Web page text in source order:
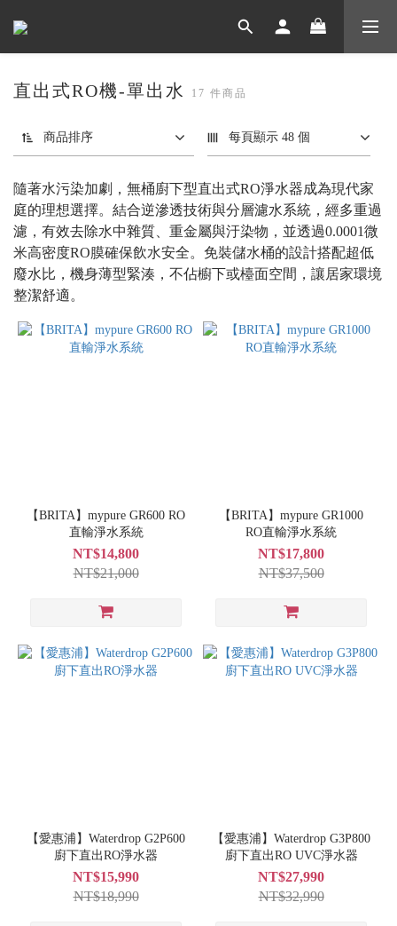
直出式RO機-單出水 17 件商品
商品排序 每頁顯示 48 個
隨著水污染加劇，無桶廚下型直出式RO淨水器成為現代家
庭的理想選擇。結合逆滲透技術與分層濾水系統，經多重過
濾，有效去除水中雜質、重金屬與汙染物，並透過0.0001微
米高密度RO膜確保飲水安全。免裝儲水桶的設計搭配超低
廢水比，機身薄型緊湊，不佔櫥下或檯面空間，讓居家環境
整潔舒適。
【BRITA】mypure GR600 RO
直輸淨水系統
NT$14,800
NT$21,000
【BRITA】mypure GR1000
RO直輸淨水系統
NT$17,800
NT$37,500
【愛惠浦】Waterdrop G2P600
廚下直出RO淨水器
NT$15,990
NT$18,990
【愛惠浦】Waterdrop G3P800
廚下直出RO UVC淨水器
NT$27,990
NT$32,990